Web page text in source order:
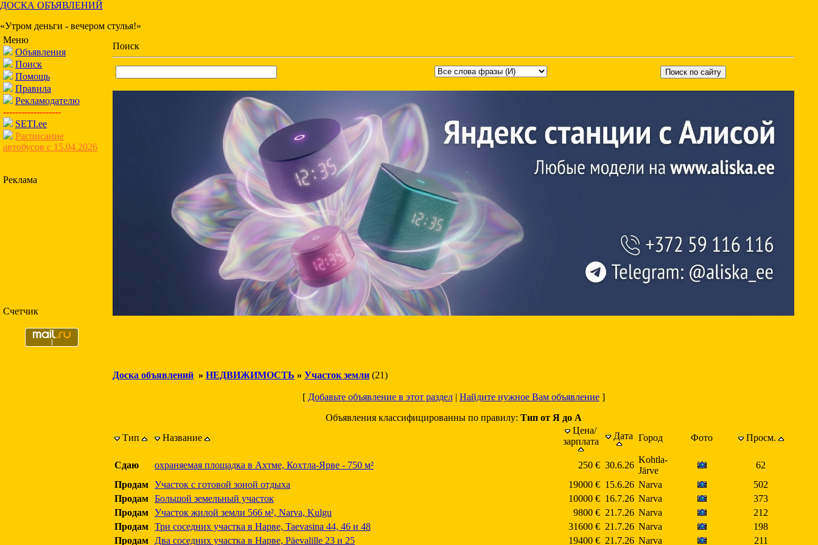
ДОСКА ОБЪЯВЛЕНИЙ
«Утром деньги - вечером стулья!»
Меню
Объявления
Поиск
Помощь
Правила
Рекламодателю
-------------------
SETI.ee
Расписание
автобусов с 15.04.2026
Реклама
Счетчик
Поиск
Доска объявлений » НЕДВИЖИМОСТЬ » Участок земли (21)
[ Добавьте объявление в этот раздел| Найдите нужное Вам объявление]
Объявления классифицированны по правилу: Тип от Я до А
Тип
Название
Цена/
зарплата
Дата Город Фото Просм.
Сдаю охраняемая площадка в Ахтме, Кохтла-Ярве - 750 м² 250 € 30.6.26
Kohtla-
Järve
62
Продам Участок с готовой зоной отдыха 19000 € 15.6.26 Narva
502
Продам Большой земельный участок 10000 € 16.7.26 Narva
373
Продам Участок жилой земли 566 м², Narva, Kulgu 9800 € 21.7.26 Narva
212
Продам Три соседних участка в Нарве, Taevasina 44, 46 и 48 31600 € 21.7.26 Narva
198
Продам
Два соседних участка в Нарве, Päevalille 23 и 25 19400 € 21.7.26 Narva 211